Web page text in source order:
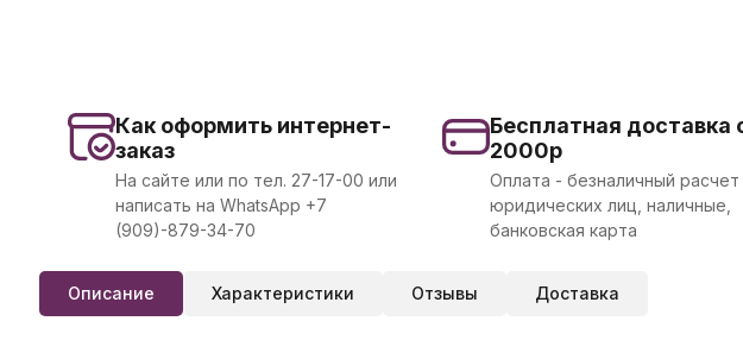
Как оформить интернет-
заказ
На сайте или по тел. 27-17-00 или
написать на WhatsApp +7
(909)-879-34-70
Бесплатная доставка
2000р
Оплата - безналичный расчет
юридических лиц, наличные,
банковская карта
Описание Характеристики Отзывы Доставка